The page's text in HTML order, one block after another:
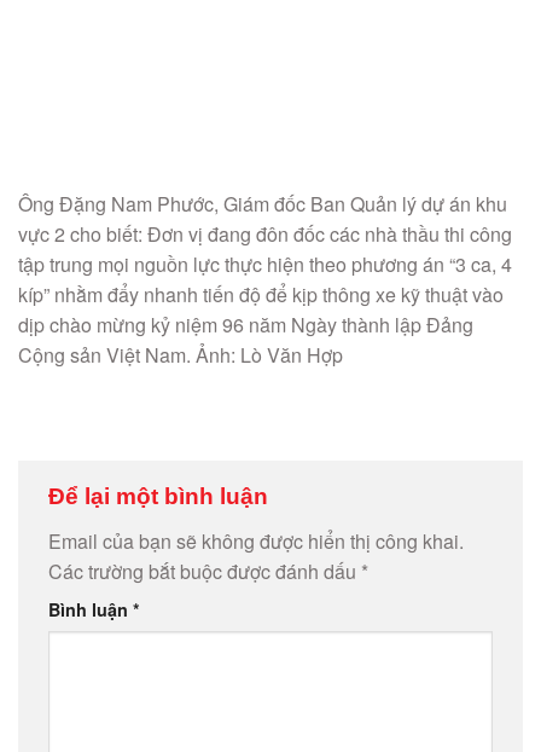
Ông Đặng Nam Phước, Giám đốc Ban Quản lý dự án khu
vực 2 cho biết: Đơn vị đang đôn đốc các nhà thầu thi công
tập trung mọi nguồn lực thực hiện theo phương án “3 ca, 4
kíp” nhằm đẩy nhanh tiến độ để kịp thông xe kỹ thuật vào
dịp chào mừng kỷ niệm 96 năm Ngày thành lập Đảng
Cộng sản Việt Nam. Ảnh: Lò Văn Hợp
Để lại một bình luận
Email của bạn sẽ không được hiển thị công khai.
Các trường bắt buộc được đánh dấu *
Bình luận *